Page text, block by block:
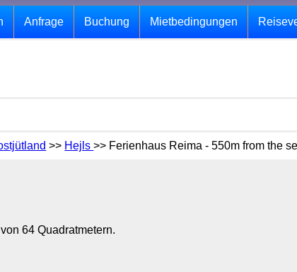
Anfrage Buchung Mietbedingungen
>> Hejls>> Ferienhaus Reima - 550m from the
64 Quadratmetern.